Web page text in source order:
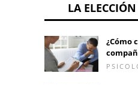
LA
¿Cómo